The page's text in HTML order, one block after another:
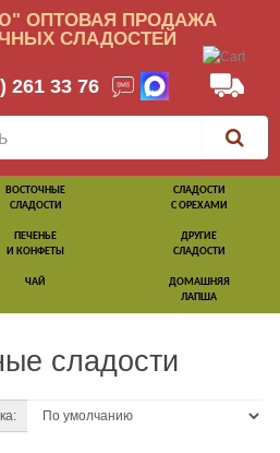
ОПТОВАЯ ПРОДАЖА
СЛАДОСТЕЙ
261 33 76
ВОСТОЧНЫЕ
СЛАДОСТИ
СЛАДОСТИ
С ОРЕХАМИ
ПЕЧЕНЬЕ
И КОНФЕТЫ
ДРУГИЕ
СЛАДОСТИ
ЧАЙ
ДОМАШНЯЯ
ЛАПША
сладости